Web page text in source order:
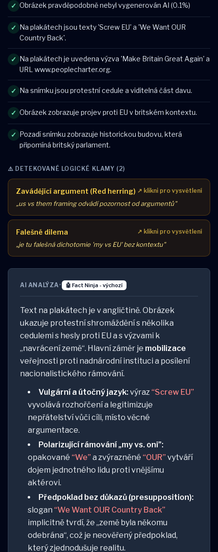
✓ Obrázek pravděpodobně nebyl vygenerován AI (0.1%)
✓ Na plakátech jsou texty 'Screw EU' a 'We Want OUR
Country Back'.
✓ Na plakátech je uvedena výzva 'Make Britain Great Again' a
URL www.peoplecharter.org.
✓ Na snímku jsou protestní cedule a viditelná část davu.
✓ Obrázek zobrazuje projev proti EU v britském kontextu.
✓ Pozadí snímku zobrazuje historickou budovu, která
připomíná britský parlament.
⚠️ DETEKOVANÉ LOGICKÉ KLAMY (2)
Zavádějící argument (Red herring) ↗ klikni pro vysvětlení
„us vs them framing odvádí pozornost od argumentů"
Falešné dilema ↗ klikni pro vysvětlení
„je tu falešná dichotomie 'my vs EU' bez kontextu"
AI ANALÝZA• 🤖 Fact Ninja - výchozí
Text na plakátech je v angličtině. Obrázek
ukazuje protestní shromáždění s několika
cedulemi s hesly proti EU a s výzvami k
„navrácení země“. Hlavní záměr je mobilizace
veřejnosti proti nadnárodní instituci a posílení
nacionalistického rámování.
Vulgární a útočný jazyk: výraz “Screw EU”
vyvolává rozhořčení a legitimizuje
nepřátelství vůči cíli, místo věcné
argumentace.
Polarizující rámování „my vs. oni”:
opakované “We” a zvýrazněné “OUR” vytváří
dojem jednotného lidu proti vnějšímu
aktérovi.
Předpoklad bez důkazů (presupposition):
slogan “We Want OUR Country Back”
implicitně tvrdí, že „země byla někomu
odebrána“, což je neověřený předpoklad,
který zjednodušuje realitu.